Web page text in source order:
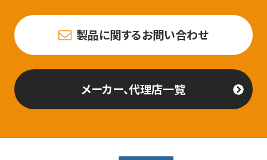
製品に関するお問い合わせ
メーカー、代理店一覧